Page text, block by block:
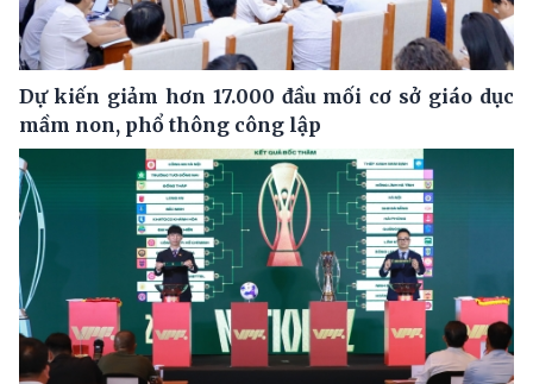
Dự kiến giảm hơn 17.000 đầu mối cơ sở giáo dục
mầm non, phổ thông công lập